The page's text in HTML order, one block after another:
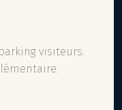
visiteurs.